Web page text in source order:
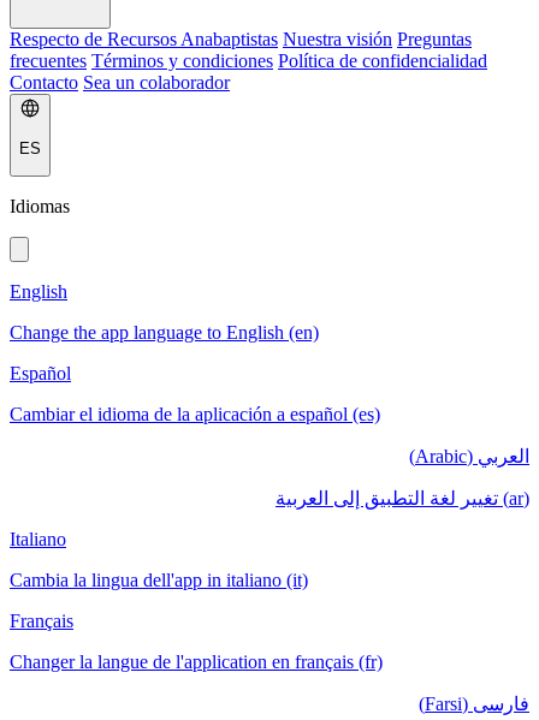
Respecto de Recursos Anabaptistas Nuestra visión Preguntas
frecuentes Términos y condiciones Política de confidencialidad
Contacto Sea un colaborador
ES
Idiomas
English
Change the app language to English (en)
Español
Cambiar el idioma de la aplicación a español (es)
العربي (Arabic)
(ar) تغيير لغة التطبيق إلى العربية
Italiano
Cambia la lingua dell'app in italiano (it)
Français
Changer la langue de l'application en français (fr)
فارسی (Farsi)